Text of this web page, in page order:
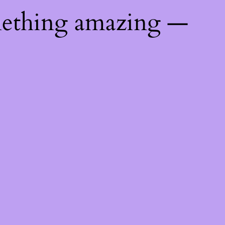
amazing —